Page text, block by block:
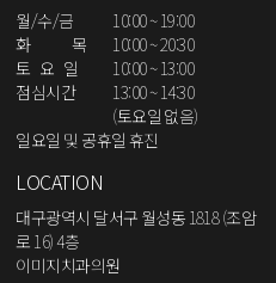
월/수/금
10:00 ~ 19:00
화 목
10:00 ~ 20:30
토 요 일
10:00 ~ 13:00
점심시간
13:00 ~ 14:30
(토요일 없음)
일요일 및 공휴일 휴진
LOCATION
대구광역시 달서구 월성동 1818 (조암
로 16) 4층
이미지치과의원